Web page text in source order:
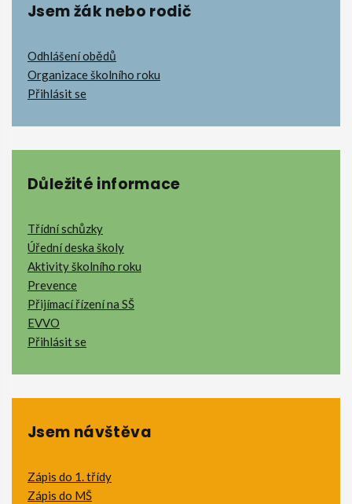
Jsem žák nebo rodič
Odhlášení obědů
Organizace školního roku
Přihlásit se
Důležité informace
Třídní schůzky
Úřední deska školy
Aktivity školního roku
Prevence
Přijímací řízení na SŠ
EVVO
Přihlásit se
Jsem návštěva
Zápis do 1. třídy
Zápis do MŠ